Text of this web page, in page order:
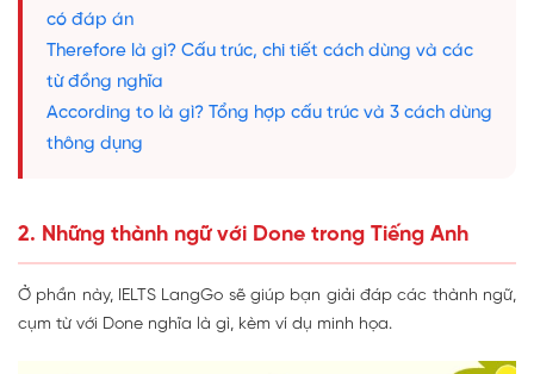
có đáp án
Therefore là gì? Cấu trúc, chi tiết cách dùng và các
từ đồng nghĩa
According to là gì? Tổng hợp cấu trúc và 3 cách dùng
thông dụng
2. Những thành ngữ với Done trong Tiếng Anh
Ở phần này, IELTS LangGo sẽ giúp bạn giải đáp các thành ngữ,
cụm từ với Done nghĩa là gì, kèm ví dụ minh họa.